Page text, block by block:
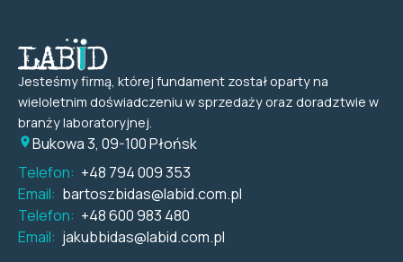
Jesteśmy firmą, której fundament został oparty na
wieloletnim doświadczeniu w sprzedaży oraz doradztwie w
branży laboratoryjnej.
Bukowa 3, 09-100 Płońsk
Telefon: +48 794 009 353
Email: bartoszbidas@labid.com.pl
Telefon: +48 600 983 480
Email: jakubbidas@labid.com.pl